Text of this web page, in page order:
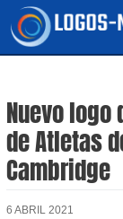
Nuevo logo
de Atletas
Cambridge
6 ABRIL 2021